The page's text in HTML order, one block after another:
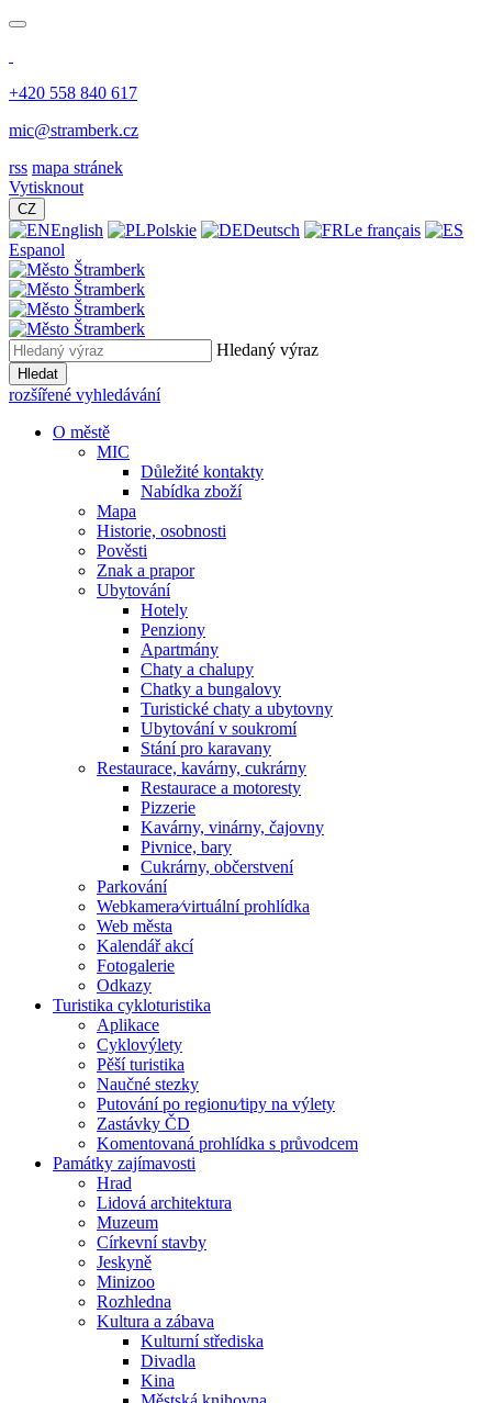
+420 558 840 617
mic@stramberk.cz
rss mapa stránek
Vytisknout
CZ
English Polskie Deutsch
Le français
Espanol
Hledaný výraz
Hledat
rozšířené vyhledávání
O městě
MIC
Důležité kontakty
Nabídka zboží
Mapa
Historie, osobnosti
Pověsti
Znak a prapor
Ubytování
Hotely
Penziony
Apartmány
Chaty a chalupy
Chatky a bungalovy
Turistické chaty a ubytovny
Ubytování v soukromí
Stání pro karavany
Restaurace, kavárny, cukrárny
Restaurace a motoresty
Pizzerie
Kavárny, vinárny, čajovny
Pivnice, bary
Cukrárny, občerstvení
Parkování
Webkamera⁄virtuální prohlídka
Web města
Kalendář akcí
Fotogalerie
Odkazy
Turistika cykloturistika
Aplikace
Cyklovýlety
Pěší turistika
Naučné stezky
Putování po regionu⁄tipy na výlety
Zastávky ČD
Komentovaná prohlídka s průvodcem
Památky zajímavosti
Hrad
Lidová architektura
Muzeum
Církevní stavby
Jeskyně
Minizoo
Rozhledna
Kultura a zábava
Kulturní střediska
Divadla
Kina